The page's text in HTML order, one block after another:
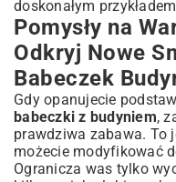
doskonałym
Pomysły na
Odkryj Nowe
Babeczek
Gdy opanujecie
babeczki z budyniem,
prawdziwa zabawa. To
możecie modyfikować
Ogranicza was tylko